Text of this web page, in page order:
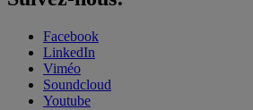
Facebook
LinkedIn
Viméo
Soundcloud
Youtube